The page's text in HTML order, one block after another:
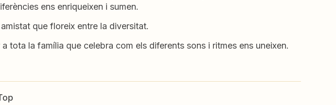
ens enriqueixen i sumen.
que floreix entre la diversitat.
tota la família que celebra com els diferents sons i ritmes ens uneixen.